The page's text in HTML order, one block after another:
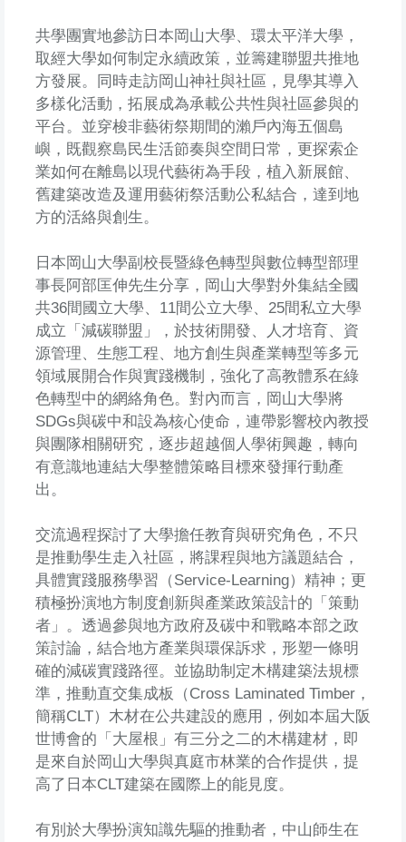
共學團實地參訪日本岡山大學、環太平洋大學，
取經大學如何制定永續政策，並籌建聯盟共推地
方發展。同時走訪岡山神社與社區，見學其導入
多樣化活動，拓展成為承載公共性與社區參與的
平台。並穿梭非藝術祭期間的瀨戶內海五個島
嶼，既觀察島民生活節奏與空間日常，更探索企
業如何在離島以現代藝術為手段，植入新展館、
舊建築改造及運用藝術祭活動公私結合，達到地
方的活絡與創生。
日本岡山大學副校長暨綠色轉型與數位轉型部理
事長阿部匡伸先生分享，岡山大學對外集結全國
共36間國立大學、11間公立大學、25間私立大學
成立「減碳聯盟」，於技術開發、人才培育、資
源管理、生態工程、地方創生與產業轉型等多元
領域展開合作與實踐機制，強化了高教體系在綠
色轉型中的網絡角色。對內而言，岡山大學將
SDGs與碳中和設為核心使命，連帶影響校內教授
與團隊相關研究，逐步超越個人學術興趣，轉向
有意識地連結大學整體策略目標來發揮行動產
出。
交流過程探討了大學擔任教育與研究角色，不只
是推動學生走入社區，將課程與地方議題結合，
具體實踐服務學習（Service-Learning）精神；更
積極扮演地方制度創新與產業政策設計的「策動
者」。透過參與地方政府及碳中和戰略本部之政
策討論，結合地方產業與環保訴求，形塑一條明
確的減碳實踐路徑。並協助制定木構建築法規標
準，推動直交集成板（Cross Laminated Timber，
簡稱CLT）木材在公共建設的應用，例如本屆大阪
世博會的「大屋根」有三分之二的木構建材，即
是來自於岡山大學與真庭市林業的合作提供，提
高了日本CLT建築在國際上的能見度。
有別於大學扮演知識先驅的推動者，中山師生在